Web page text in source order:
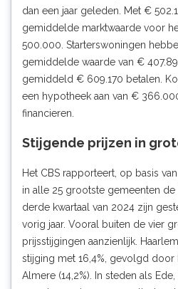
dan een jaar geleden. Met €
gemiddelde marktwaarde voor
500.000. Starterswoningen
gemiddelde waarde van €
gemiddeld € 609.170 betalen.
een hypotheek aan van €
financieren.
Stijgende prijzen in
Het CBS rapporteert, op basis
in alle 25 grootste gemeenten
derde kwartaal van 2024 zijn
vorig jaar. Vooral buiten de vier
prijsstijgingen aanzienlijk.
stijging met 16,4%, gevolgd door
Almere (14,2%). In steden als